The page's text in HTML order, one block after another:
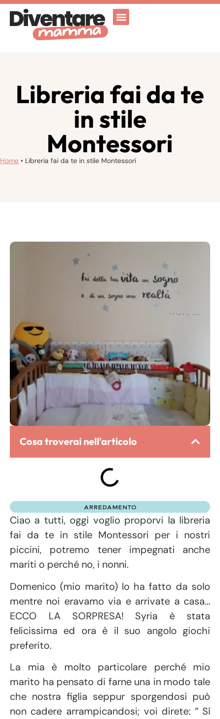
Libreria fai da te
in stile
Montessori
Home • Libreria fai da te in stile Montessori
Cosa troverai nell'articolo
ARREDAMENTO
Ciao a tutti, oggi voglio proporvi la libreria
fai da te in stile Montessori per i nostri
piccini, potremo tener impegnati anche
mariti o perché no, i nonni.
Domenico (mio marito) lo ha fatto da solo
mentre noi eravamo via e arrivate a casa…
ECCO LA SORPRESA! Syria è stata
felicissima ed ora è il suo angolo giochi
preferito.
La mia è molto particolare perché mio
marito ha pensato di farne una in modo tale
che nostra figlia seppur sporgendosi può
non cadere arrampicandosi; voi direte: ” Sí